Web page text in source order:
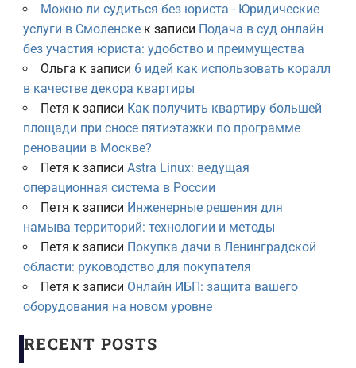
Можно ли судиться без юриста - Юридические
услуги в Смоленскек записи Подача в суд онлайн
без участия юриста: удобство и преимущества
Ольга к записи 6 идей как использовать коралл
в качестве декора квартиры
Петя к записи Как получить квартиру большей
площади при сносе пятиэтажки по программе
реновации в Москве?
Петя к записи Astra Linux: ведущая
операционная система в России
Петя к записи Инженерные решения для
намыва территорий: технологии и методы
Петя к записи Покупка дачи в Ленинградской
области: руководство для покупателя
Петя к записи Онлайн ИБП: защита вашего
оборудования на новом уровне
RECENT POSTS